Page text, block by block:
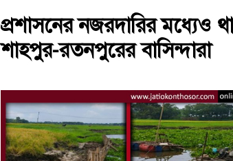
প্রশাসনের নজরদারির মধ্যেও
শাহপুর-রতনপুরের বাসিন্দারা